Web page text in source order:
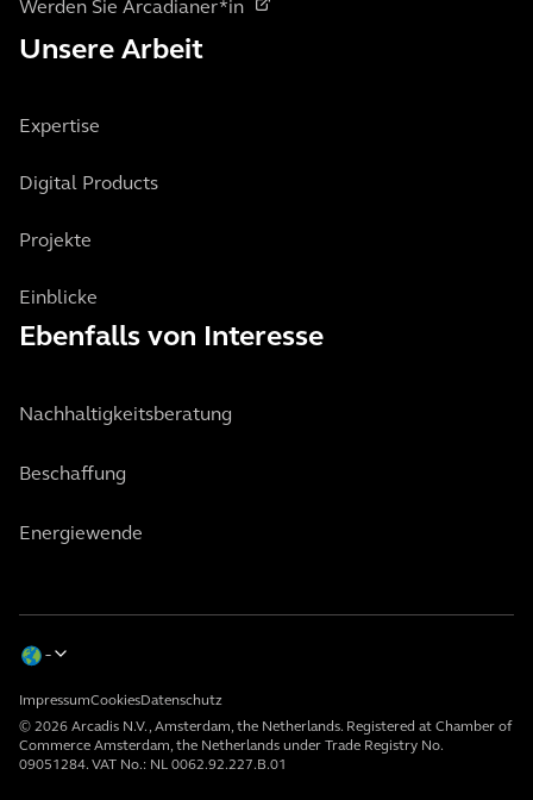
Werden Sie Arcadianer*in
Unsere Arbeit
Expertise
Digital Products
Projekte
Einblicke
Ebenfalls von Interesse
Nachhaltigkeitsberatung
Beschaffung
Energiewende
© 2026 Arcadis N.V., Amsterdam, the Netherlands. Registered at Chamber of
Commerce Amsterdam, the Netherlands under Trade Registry No.
09051284. VAT No.: NL 0062.92.227.B.01
ImpressumCookiesDatenschutz